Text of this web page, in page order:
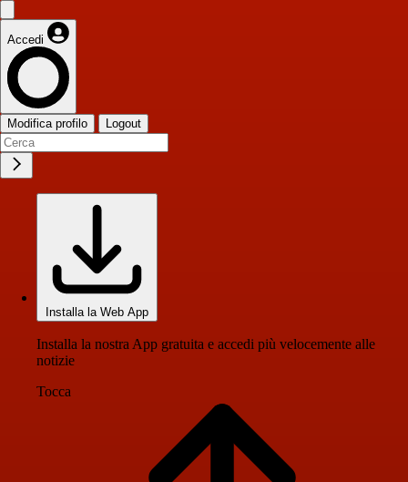
Accedi
Modifica profilo Logout
Installa la Web App
Installa la nostra App gratuita e accedi più velocemente alle
notizie
Tocca